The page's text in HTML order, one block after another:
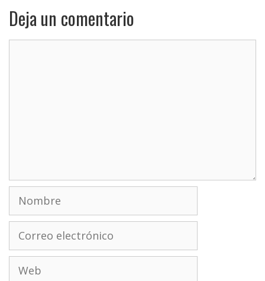
Deja un comentario
Nombre
electrónico